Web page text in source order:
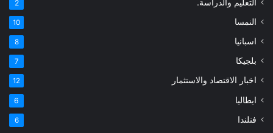
2
النمسا 10
اسبانيا 8
بلجيكا 7
اخبار الاقتصاد والاستثمار 12
ايطاليا 6
فنلندا 6